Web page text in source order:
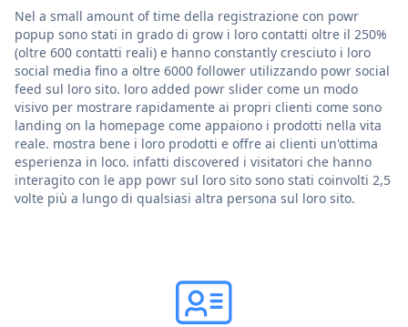
Nel a small amount of time della registrazione con powr
popup sono stati in grado di grow i loro contatti oltre il 250%
(oltre 600 contatti reali) e hanno constantly cresciuto i loro
social media fino a oltre 6000 follower utilizzando powr social
feed sul loro sito. loro added powr slider come un modo
visivo per mostrare rapidamente ai propri clienti come sono
landing on la homepage come appaiono i prodotti nella vita
reale. mostra bene i loro prodotti e offre ai clienti un'ottima
esperienza in loco. infatti discovered i visitatori che hanno
interagito con le app powr sul loro sito sono stati coinvolti 2,5
volte più a lungo di qualsiasi altra persona sul loro sito.